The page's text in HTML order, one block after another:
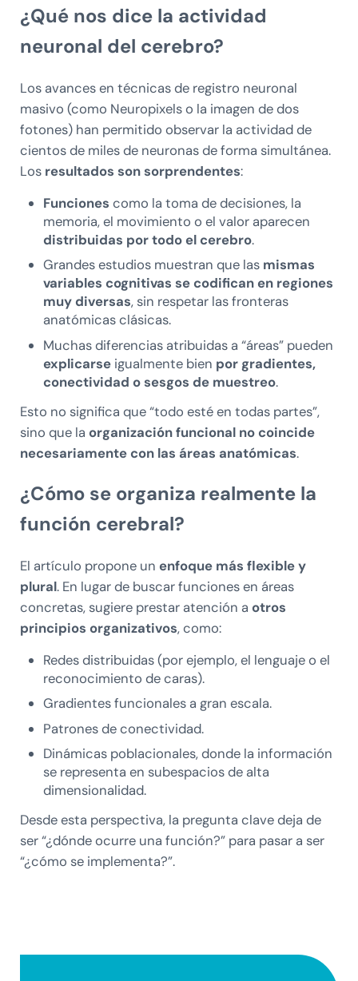
¿Qué nos dice la actividad
neuronal del cerebro?
Los avances en técnicas de registro neuronal
masivo (como Neuropixels o la imagen de dos
fotones) han permitido observar la actividad de
cientos de miles de neuronas de forma simultánea.
Los resultados son sorprendentes:
Funcionescomo la toma de decisiones, la
memoria, el movimiento o el valor aparecen
distribuidas por todo el cerebro.
Grandes estudios muestran que las mismas
variables cognitivas se codifican en regiones
muy diversas, sin respetar las fronteras
anatómicas clásicas.
Muchas diferencias atribuidas a “áreas” pueden
explicarse igualmente bien por gradientes,
conectividad o sesgos de muestreo.
Esto no significa que “todo esté en todas partes”,
sino que la organización funcional no coincide
necesariamente con las áreas anatómicas.
¿Cómo se organiza realmente la
función cerebral?
El artículo propone un enfoque más flexible y
plural. En lugar de buscar funciones en áreas
concretas, sugiere prestar atención a otros
principios organizativos, como:
Redes distribuidas (por ejemplo, el lenguaje o el
reconocimiento de caras).
Gradientes funcionales a gran escala.
Patrones de conectividad.
Dinámicas poblacionales, donde la información
se representa en subespacios de alta
dimensionalidad.
Desde esta perspectiva, la pregunta clave deja de
ser “¿dónde ocurre una función?” para pasar a ser
“¿cómo se implementa?”.